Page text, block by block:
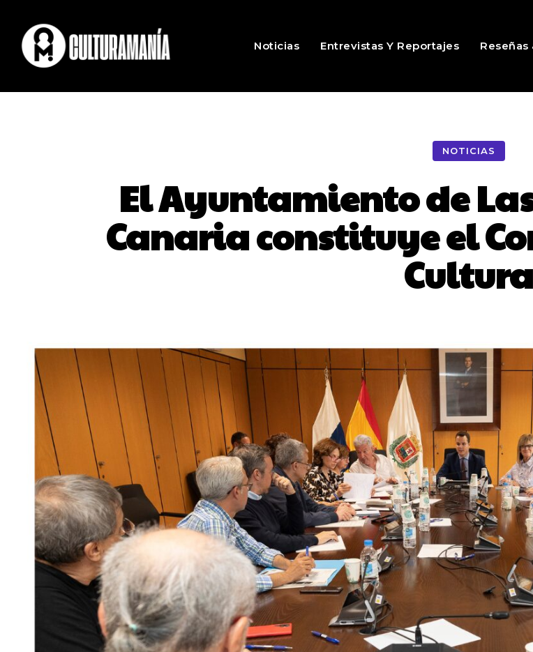
Noticias Entrevistas Y Reportajes Reseñas
NOTICIAS
El Ayuntamiento de
Canaria constituye el
Cultura